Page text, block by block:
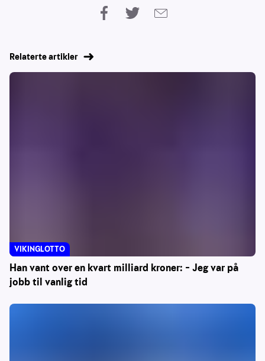
Relaterte artikler
Han vant over en kvart milliard kroner: – Jeg var på
jobb til vanlig tid
VIKINGLOTTO